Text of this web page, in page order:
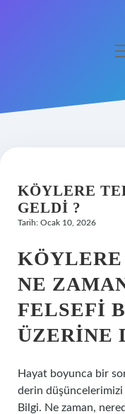
Hakkımızda
KÖYLERE
GELDI ?
Tarih: Ocak 10, 2026
NE
FELSEFI
ÜZERINE
Hayat boyunca bir
derin
Bilgi. Ne zaman,